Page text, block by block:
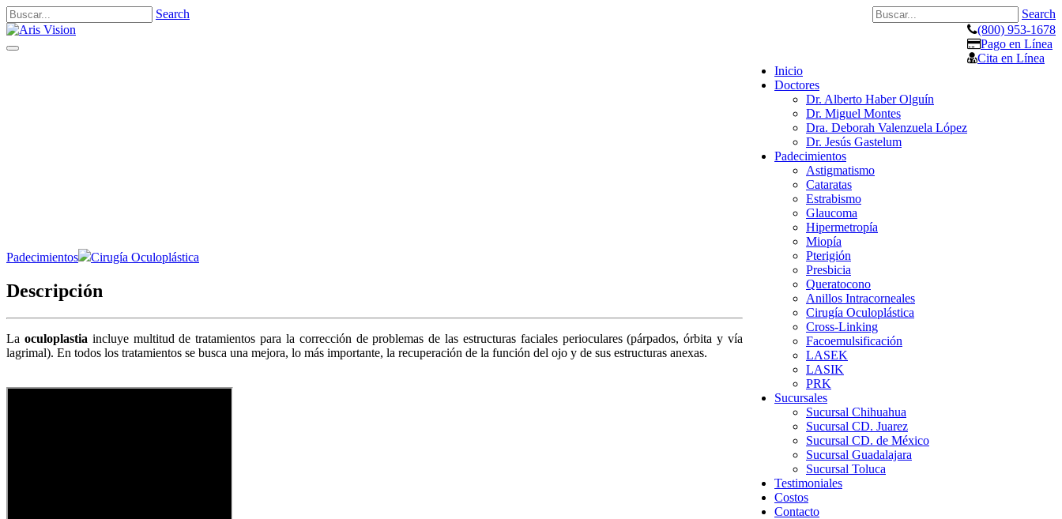
Search
Search
(800) 953-1678
Pago en Línea
Cita en Línea
Toggle
Inicio
Doctores
Dr. Alberto Haber Olguín
Dr. Miguel Montes
Dra. Deborah Valenzuela López
Dr. Jesús Gastelum
Padecimientos
Astigmatismo
Cataratas
Estrabismo
Glaucoma
Hipermetropía
Miopía
Pterigión
Presbicia
Queratocono
Anillos Intracorneales
Cirugía Oculoplástica
Cross-Linking
Facoemulsificación
LASEK
LASIK
PRK
Sucursales
Sucursal Chihuahua
Sucursal CD. Juarez
Sucursal CD. de México
Sucursal Guadalajara
Sucursal Toluca
Testimoniales
Costos
Contacto
Padecimientos Cirugía Oculoplástica
Descripción
La oculoplastia incluye multitud de tratamientos para la corrección de problemas de las estructuras faciales perioculares (párpados, órbita y vía
lagrimal). En todos los tratamientos se busca una mejora, lo más importante, la recuperación de la función del ojo y de sus estructuras anexas.